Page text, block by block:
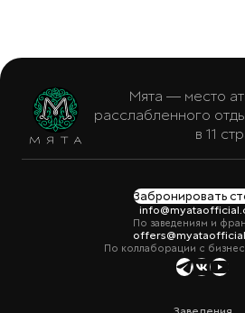
Мята — место
расслабленного
в 11
Забронировать
По заведениям и
По коллаборации с